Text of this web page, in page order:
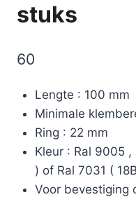
stuks
60
Lengte : 100 mm
Minimale
Ring : 22 mm
Kleur : Ral 9005
) of Ral 7031 (
Voor bevestiging